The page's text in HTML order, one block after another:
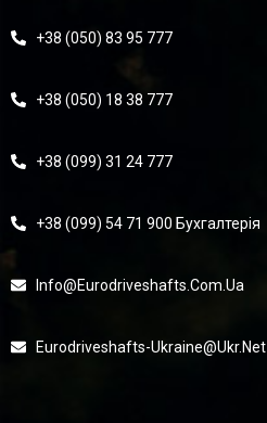
+38 (050) 83 95 777
+38 (050) 18 38 777
+38 (099) 31 24 777
+38 (099) 54 71 900 Бухгалтерія
Info@eurodriveshafts.com.ua
Eurodriveshafts-Ukraine@ukr.net